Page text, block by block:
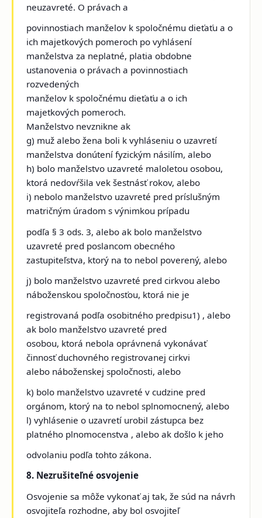
neuzavreté. O právach a
povinnostiach manželov k spoločnému dieťaťu a o
ich majetkových pomeroch po vyhlásení
manželstva za neplatné, platia obdobne
ustanovenia o právach a povinnostiach
rozvedených
manželov k spoločnému dieťaťu a o ich
majetkových pomeroch.
Manželstvo nevznikne ak
g) muž alebo žena boli k vyhláseniu o uzavretí
manželstva donútení fyzickým násilím, alebo
h) bolo manželstvo uzavreté maloletou osobou,
ktorá nedovŕšila vek šestnásť rokov, alebo
i) nebolo manželstvo uzavreté pred príslušným
matričným úradom s výnimkou prípadu
podľa § 3 ods. 3, alebo ak bolo manželstvo
uzavreté pred poslancom obecného
zastupiteľstva, ktorý na to nebol poverený, alebo
j) bolo manželstvo uzavreté pred cirkvou alebo
náboženskou spoločnosťou, ktorá nie je
registrovaná podľa osobitného predpisu1) , alebo
ak bolo manželstvo uzavreté pred
osobou, ktorá nebola oprávnená vykonávať
činnosť duchovného registrovanej cirkvi
alebo náboženskej spoločnosti, alebo
k) bolo manželstvo uzavreté v cudzine pred
orgánom, ktorý na to nebol splnomocnený, alebo
l) vyhlásenie o uzavretí urobil zástupca bez
platného plnomocenstva , alebo ak došlo k jeho
odvolaniu podľa tohto zákona.
8. Nezrušiteľné osvojenie
Osvojenie sa môže vykonať aj tak, že súd na návrh
osvojiteľa rozhodne, aby bol osvojiteľ